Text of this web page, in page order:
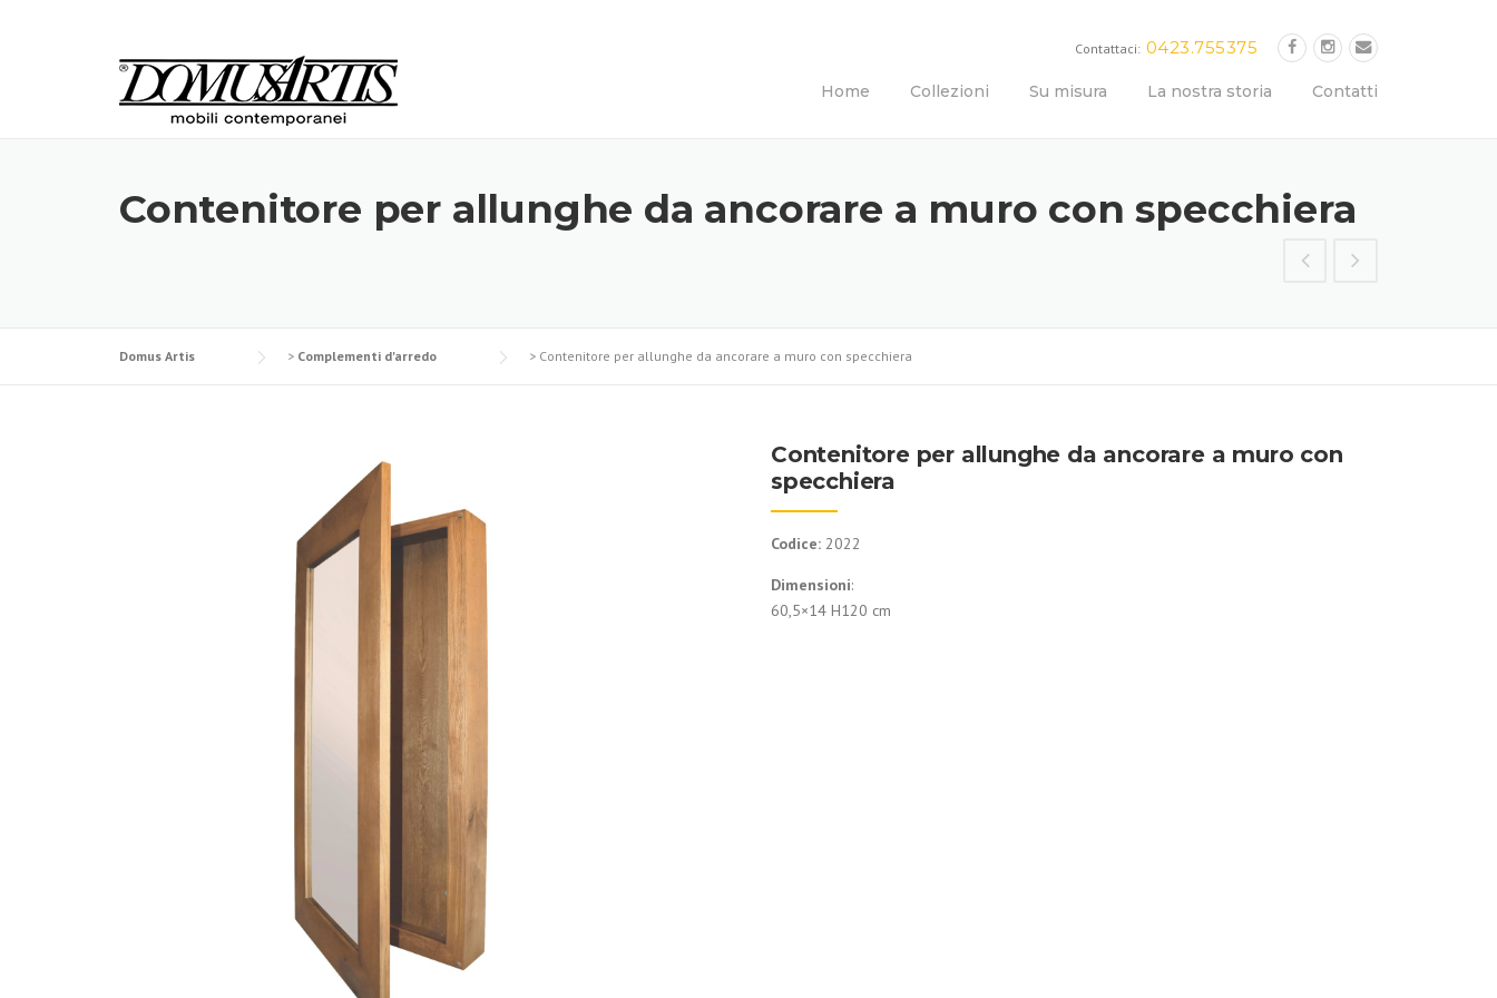
Contattaci: 0423.755375
Home Collezioni Su misura La nostra storia Contatti
Contenitore per allunghe da ancorare a muro con specchiera
Domus Artis > Complementi d'arredo > Contenitore per allunghe da ancorare a muro con specchiera
Contenitore per allunghe da ancorare a muro con
specchiera
Codice: 2022
Dimensioni:
60,5×14 H120 cm